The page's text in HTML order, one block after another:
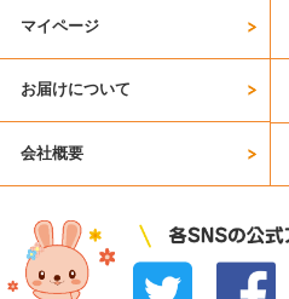
マイページ
お届けについて
会社概要